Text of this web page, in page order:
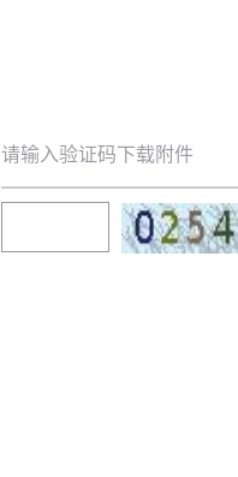
请输入验证码下载附件